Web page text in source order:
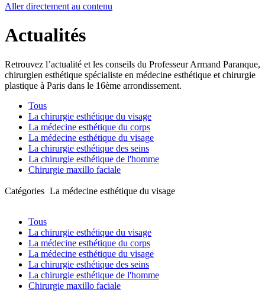
Aller directement au contenu
Actualités
Retrouvez l’actualité et les conseils du Professeur Armand Paranque,
chirurgien esthétique spécialiste en médecine esthétique et chirurgie
plastique à Paris dans le 16ème arrondissement.
Tous
La chirurgie esthétique du visage
La médecine esthétique du corps
La médecine esthétique du visage
La chirurgie esthétique des seins
La chirurgie esthétique de l'homme
Chirurgie maxillo faciale
Catégories La médecine esthétique du visage
Tous
La chirurgie esthétique du visage
La médecine esthétique du corps
La médecine esthétique du visage
La chirurgie esthétique des seins
La chirurgie esthétique de l'homme
Chirurgie maxillo faciale